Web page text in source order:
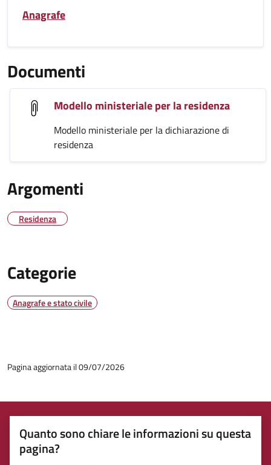
Anagrafe
Documenti
Modello ministeriale per la residenza
Modello ministeriale per la dichiarazione di
residenza
Argomenti
Residenza
Categorie
Anagrafe e stato civile
Pagina aggiornata il 09/07/2026
Quanto sono chiare le informazioni su questa
pagina?